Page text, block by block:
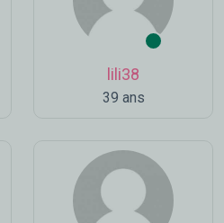
lili38
39 ans